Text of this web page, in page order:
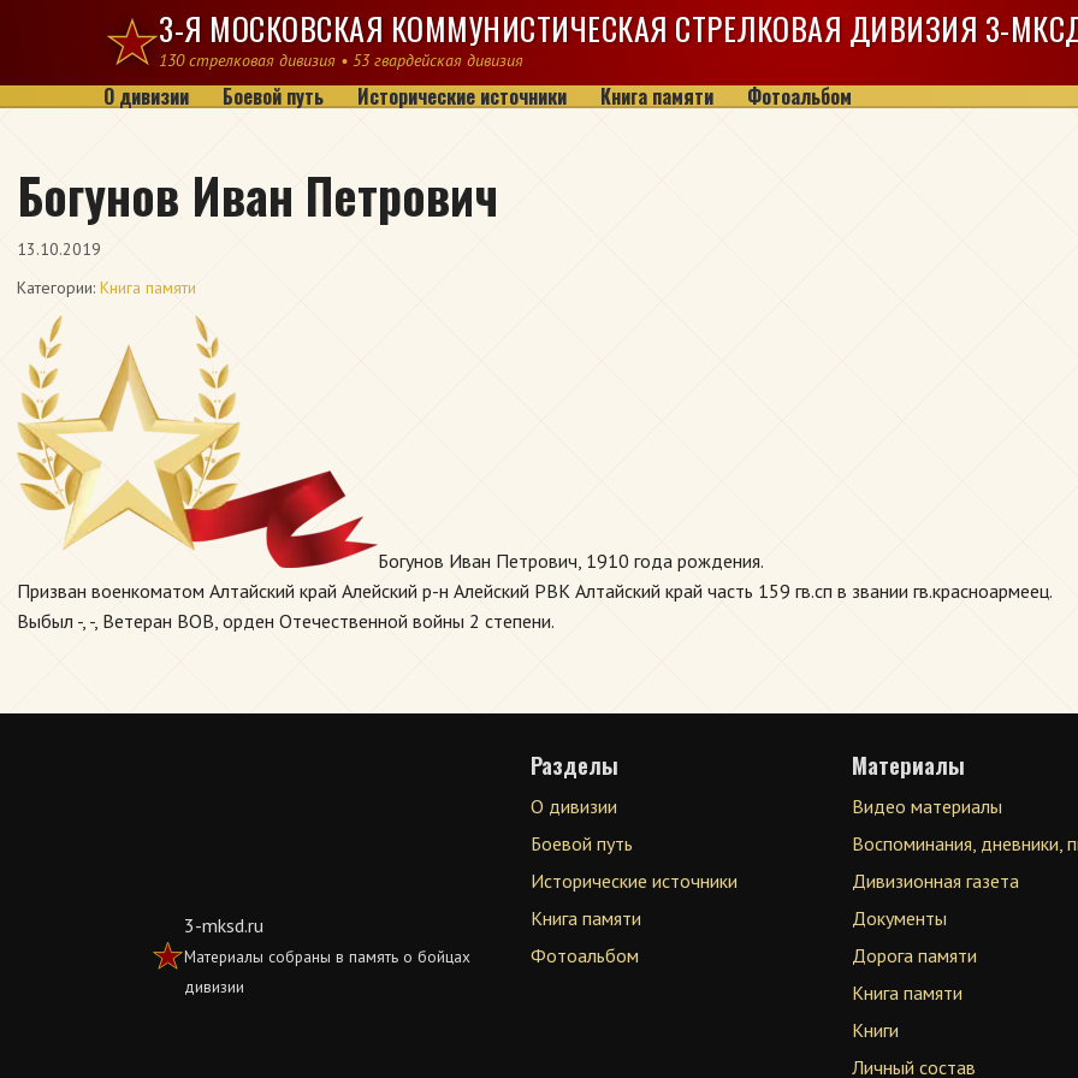
Перейти к содержимому3-Я МОСКОВСКАЯ КОММУНИСТИЧЕСКАЯ СТРЕЛКОВАЯ ДИВИЗИЯ 3-
130 стрелковая дивизия • 53 гвардейская дивизия
О дивизии Боевой путь Исторические источники Книга памяти Фотоальбом
Богунов Иван Петрович
13.10.2019
Категории: Книга памяти
Богунов Иван Петрович, 1910 года рождения.
Призван военкоматом Алтайский край Алейский р-н Алейский РВК Алтайский край часть 159 гв.сп в звании гв.красноармеец.
Выбыл -, -, Ветеран ВОВ, орден Отечественной войны 2 степени.
3-mksd.ru
Материалы собраны в память о бойцах
дивизии
Разделы
О дивизии
Боевой путь
Исторические источники
Книга памяти
Фотоальбом
Материалы
Видео материалы
Воспоминания, дневники,
Дивизионная газета
Документы
Дорога памяти
Книга памяти
Книги
Личный состав